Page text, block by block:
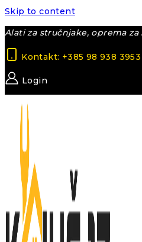
Skip to content
Alati za stručnjake, oprema za
Kontakt: +385 98 938 3953
Login